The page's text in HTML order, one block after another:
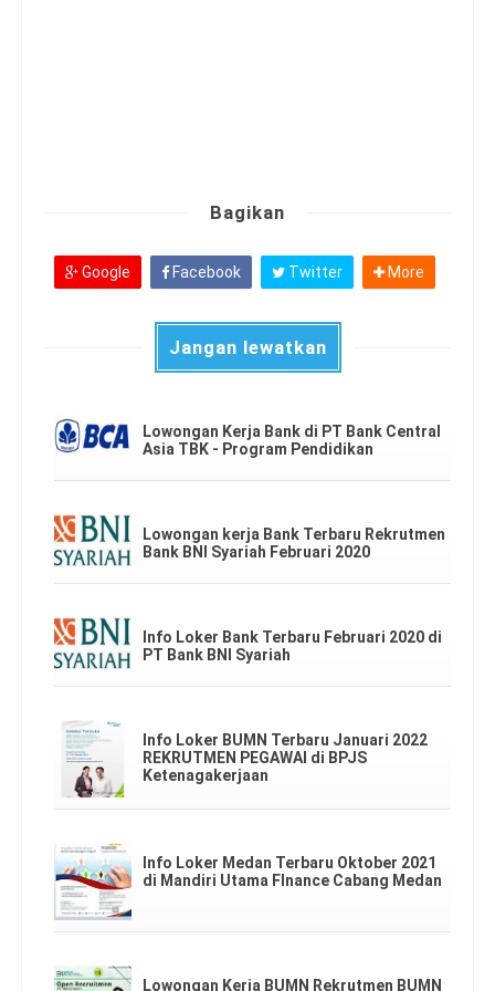
Bagikan
Google Facebook Twitter More
Jangan lewatkan
Lowongan Kerja Bank di PT Bank Central
Asia TBK - Program Pendidikan
Lowongan kerja Bank Terbaru Rekrutmen
Bank BNI Syariah Februari 2020
Info Loker Bank Terbaru Februari 2020 di
PT Bank BNI Syariah
Info Loker BUMN Terbaru Januari 2022
REKRUTMEN PEGAWAI di BPJS
Ketenagakerjaan
Info Loker Medan Terbaru Oktober 2021
di Mandiri Utama FInance Cabang Medan
Lowongan Kerja BUMN Rekrutmen BUMN